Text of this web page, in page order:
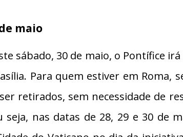
maio
sábado, 30 de maio, o Pontífice
Para quem estiver em Roma,
retirados, sem necessidade de
nas datas de 28, 29 e 30 de